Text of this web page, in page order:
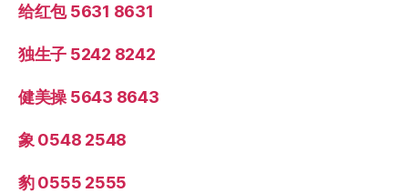
给红包 5631 8631
独生子 5242 8242
健美操 5643 8643
象 0548 2548
豹 0555 2555